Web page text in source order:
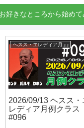
好きなところから始め
ヘスス・エレディア月例クラス
2026/09/13 ヘスス・
レディア月例クラス
#096